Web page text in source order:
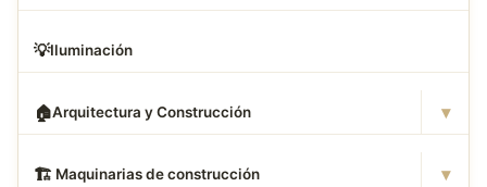
💡Iluminación
🏠Arquitectura y Construcción ▾
🏗 ️ Maquinarias de construcción ▾